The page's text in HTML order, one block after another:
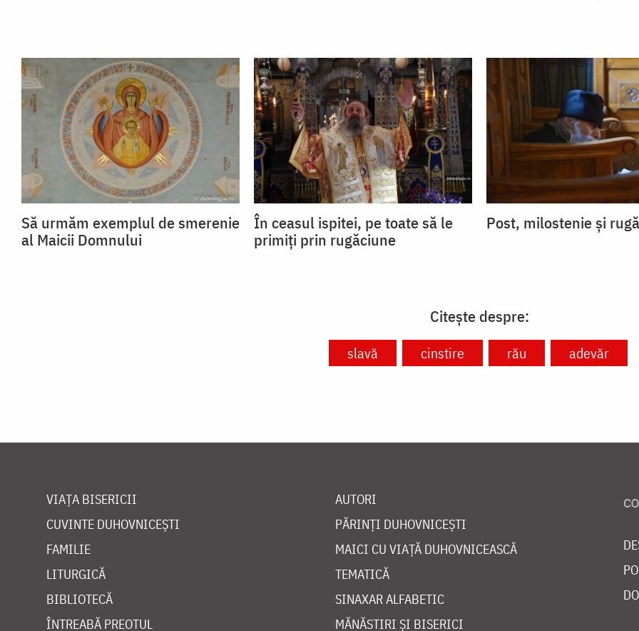
Să urmăm exemplul de smerenie
al Maicii Domnului
În ceasul ispitei, pe toate să le
primiți prin rugăciune
Post, milostenie și
Citește despre:
slavă cinstire rău adevăr
VIAȚA BISERICII
CUVINTE DUHOVNICEȘTI
FAMILIE
LITURGICĂ
BIBLIOTECĂ
ÎNTREABĂ PREOTUL
AUTORI
PĂRINȚI DUHOVNICEȘTI
MAICI CU VIAȚĂ DUHOVNICEASCĂ
TEMATICĂ
SINAXAR ALFABETIC
MĂNĂSTIRI ȘI BISERICI